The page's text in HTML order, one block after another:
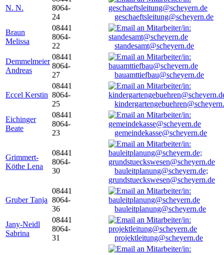
N. N.
8064-
24
geschaeftsleitung@scheyern.de
Braun
Melissa
08441
8064-
22
standesamt@scheyern.de
Demmelmeier
Andreas
08441
8064-
27
bauamttiefbau@scheyern.de
Eccel Kerstin
08441
8064-
25
Eichinger
Beate
08441
8064-
23
gemeindekasse@scheyern.de
Grimmert-
Köthe Lena
08441
8064-
30
bauleitplanung@scheyern.de;
grundstueckswesen@scheyern.de
Gruber Tanja
08441
8064-
36
bauleitplanung@scheyern.de
Jany-Neidl
Sabrina
08441
8064-
31
projektleitung@scheyern.de